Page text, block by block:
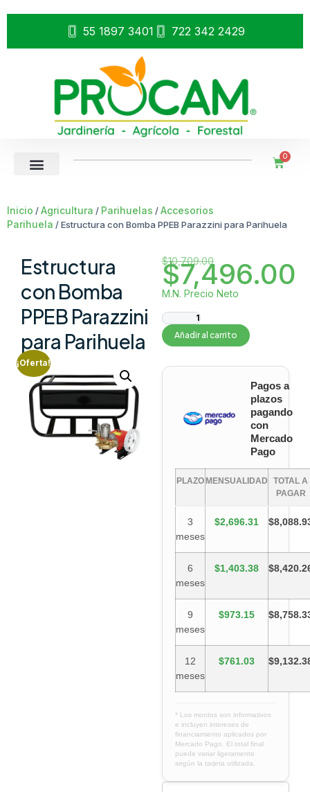
55 1897 3401 722 342 2429
0
Inicio /Agricultura / Parihuelas /Accesorios
Parihuela / Estructura con Bomba PPEB Parazzini para Parihuela
Estructura
con Bomba
PPEB Parazzini
para Parihuela
¡Oferta!
$10,709.00
$7,496.00
M.N. Precio Neto
Añadir al carrito
Pagos a
plazos
pagando
con
Mercado
Pago
PLAZO MENSUALIDAD
TOTAL A
PAGAR
3
meses
$2,696.31
6
meses
$1,403.38
9
meses
$973.15
12
meses
$761.03
* Los montos son informativos
e incluyen intereses de
financiamiento aplicados por
Mercado Pago. El total final
puede variar ligeramente
según la tarjeta utilizada.